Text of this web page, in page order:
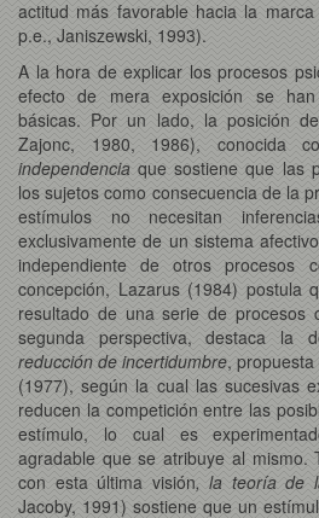
actitud más favorable hacia la
p.e., Janiszewski, 1993).
A la hora de explicar los procesos
efecto de mera exposición se
básicas. Por un lado, la posición
Zajonc, 1980, 1986), conocida
independencia que sostiene que las
los sujetos como consecuencia de la
estímulos no necesitan
exclusivamente de un sistema
independiente de otros procesos
concepción, Lazarus (1984)
resultado de una serie de procesos
segunda perspectiva, destaca la
reducción de incertidumbre,
(1977), según la cual las sucesivas
reducen la competición entre las
estímulo, lo cual es
agradable que se atribuye al mismo.
con esta última visión, la teoría de
Jacoby, 1991) sostiene que un